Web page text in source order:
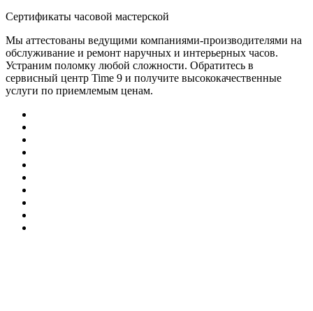
Сертификаты часовой мастерской
Мы аттестованы ведущими компаниями-производителями на
обслуживание и ремонт наручных и интерьерных часов.
Устраним поломку любой сложности. Обратитесь в
сервисный центр Time 9 и получите высококачественные
услуги по приемлемым ценам.